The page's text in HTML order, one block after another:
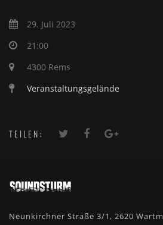
29. Juli 2023
21:00
4300 Rems
Veranstaltungsgelände
TEILEN:
Neunkirchner Straße 3/1, 2620